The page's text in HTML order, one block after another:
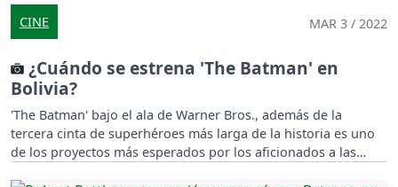
CINE MAR 3 / 2022
¿Cuándo se estrena 'The Batman' en
Bolivia?
'The Batman' bajo el ala de Warner Bros., además de la
tercera cinta de superhéroes más larga de la historia es uno
de los proyectos más esperados por los aficionados a las